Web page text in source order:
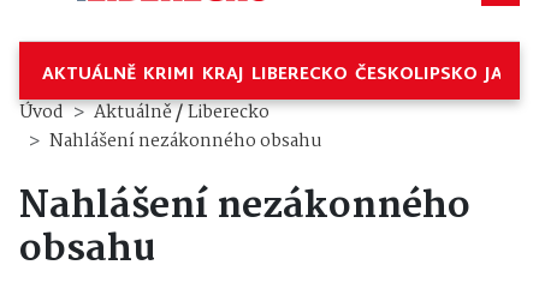
AKTUÁLNĚ KRIMI KRAJ LIBERECKO ČESKOLIPSKO
Úvod Aktuálně/Liberecko
Nahlášení nezákonného obsahu
Nahlášení nezákonného
obsahu